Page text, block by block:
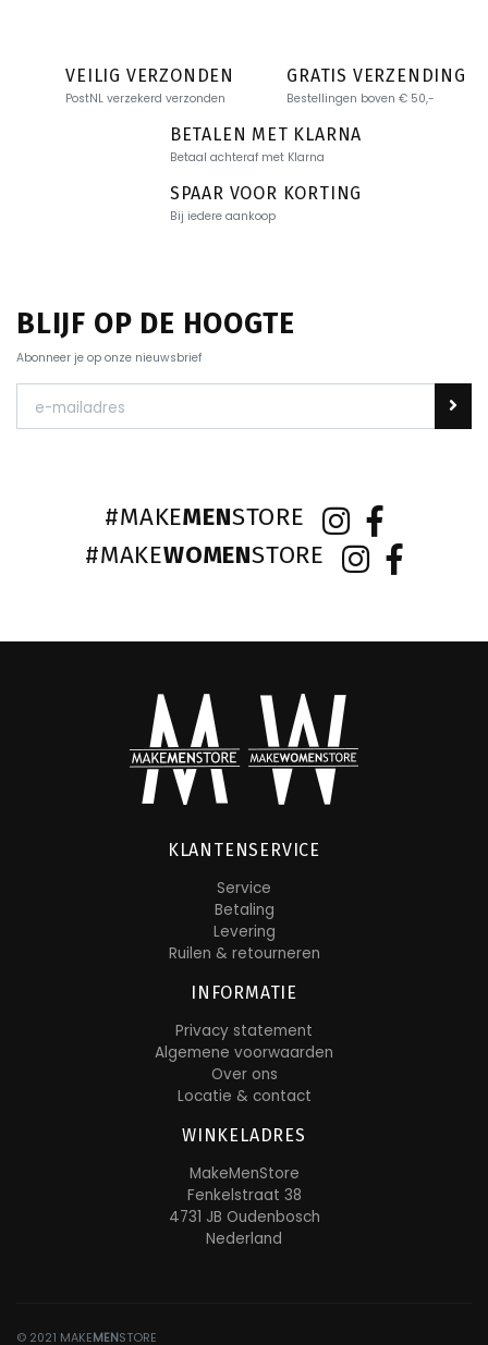
VEILIG VERZONDEN
PostNL verzekerd verzonden
GRATIS VERZENDING
Bestellingen boven € 50,-
BETALEN MET KLARNA
Betaal achteraf met Klarna
SPAAR VOOR KORTING
Bij iedere aankoop
BLIJF OP DE HOOGTE
Abonneer je op onze nieuwsbrief
#MAKEMENSTORE
#MAKEWOMENSTORE
KLANTENSERVICE
Service
Betaling
Levering
Ruilen & retourneren
INFORMATIE
Privacy statement
Algemene voorwaarden
Over ons
Locatie & contact
WINKELADRES
MakeMenStore
Fenkelstraat 38
4731 JB Oudenbosch
Nederland
© 2021 MAKEMENSTORE